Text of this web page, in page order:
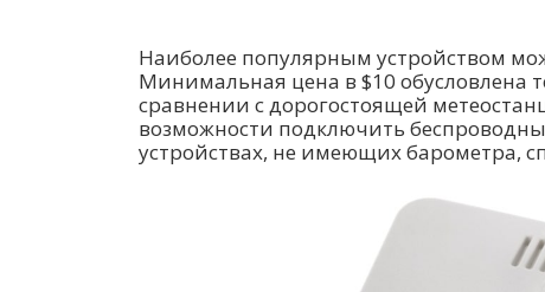
Наиболее популярным устройством
Минимальная цена в $10 обусловлена
сравнении с дорогостоящей
возможности подключить
устройствах, не имеющих барометра,